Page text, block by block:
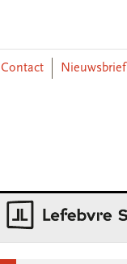
Contact
Nieuwsbrief